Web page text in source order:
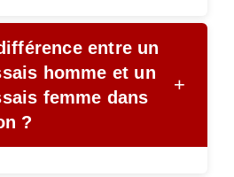
entre un
homme et un
femme dans
?
+